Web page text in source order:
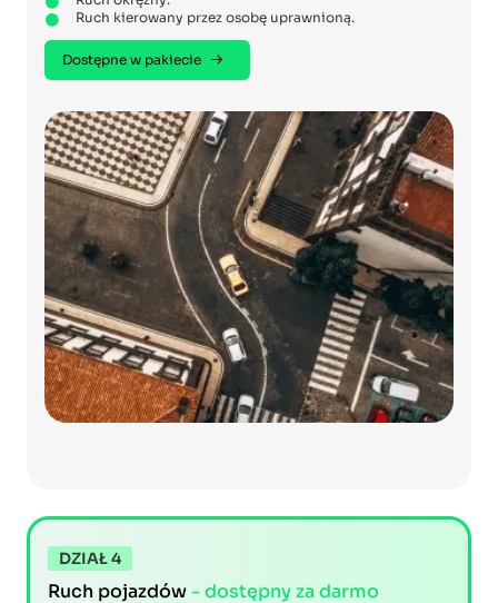
Ruch kierowany przez osobę uprawnioną.
Dostępne w pakiecie
DZIAŁ 4
Ruch pojazdów - dostępny za darmo